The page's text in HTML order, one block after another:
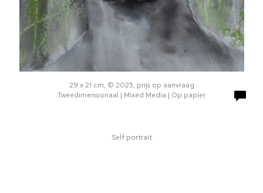
29 x 21 cm, © 2025, prijs op aanvraag
Tweedimensionaal | Mixed Media | Op papier
Self portrait